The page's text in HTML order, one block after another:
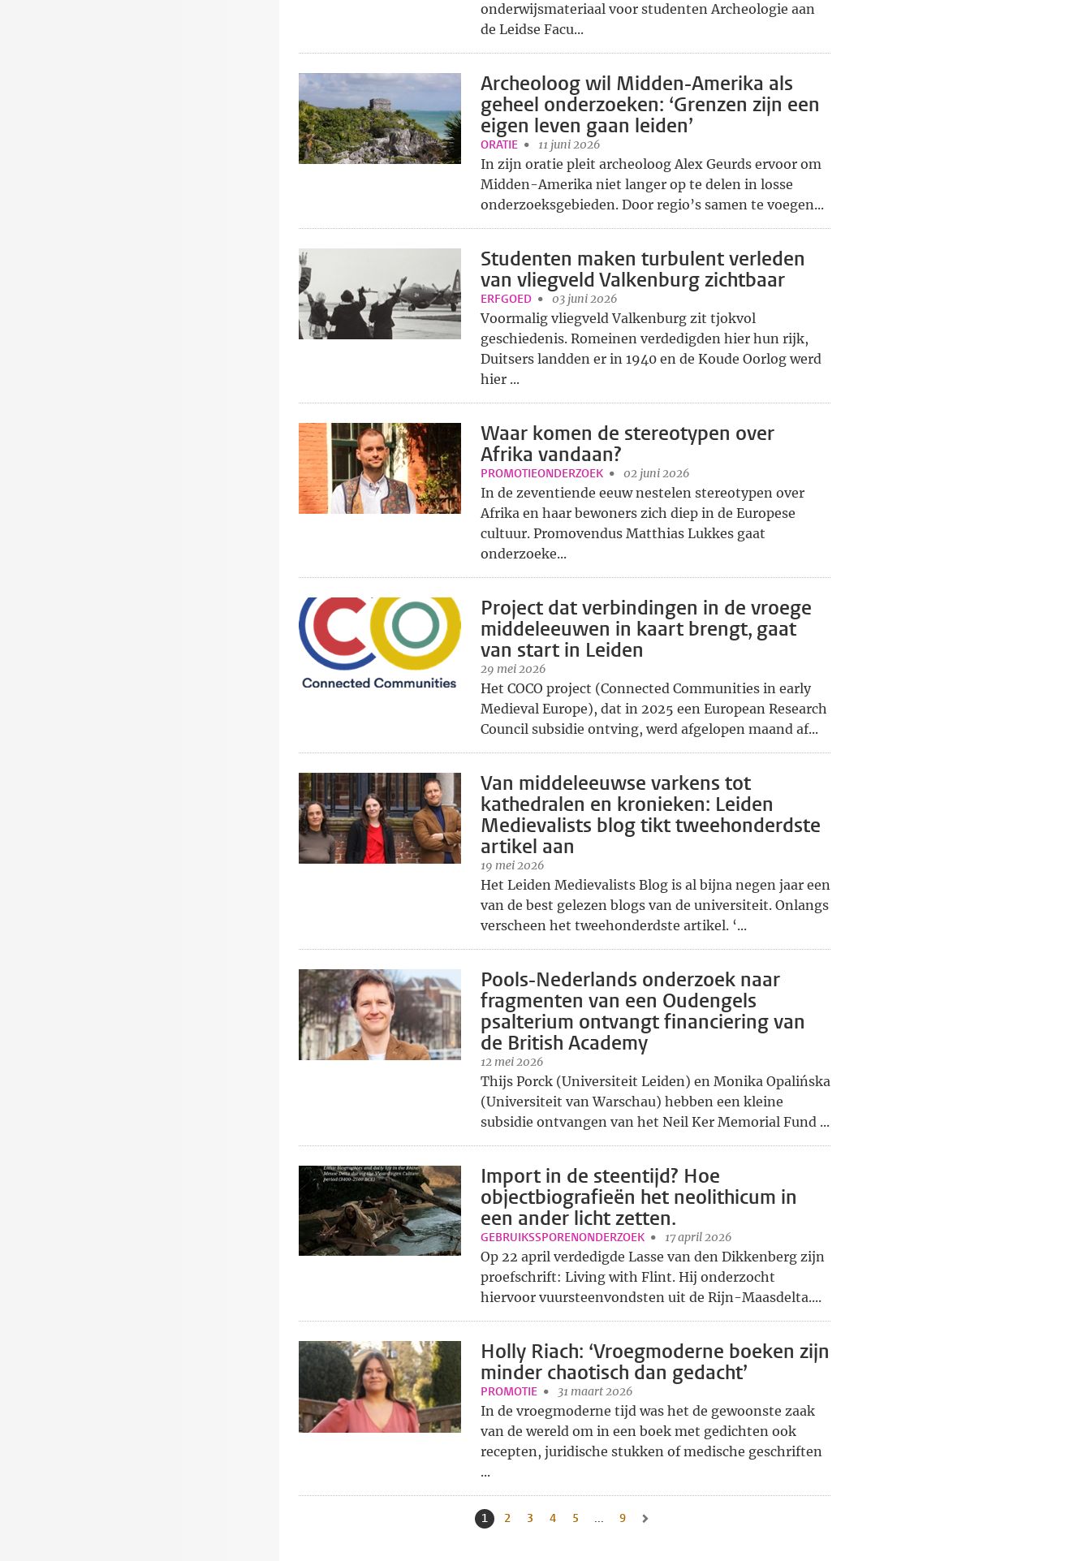
onderwijsmateriaal voor studenten Archeologie aan
de Leidse Facu...
Archeoloog wil Midden-Amerika als
geheel onderzoeken: ‘Grenzen zijn een
eigen leven gaan leiden’
ORATIE 11 juni 2026
In zijn oratie pleit archeoloog Alex Geurds ervoor om
Midden-Amerika niet langer op te delen in losse
onderzoeksgebieden. Door regio’s samen te voegen...
Studenten maken turbulent verleden
van vliegveld Valkenburg zichtbaar
ERFGOED 03 juni 2026
Voormalig vliegveld Valkenburg zit tjokvol
geschiedenis. Romeinen verdedigden hier hun rijk,
Duitsers landden er in 1940 en de Koude Oorlog werd
hier ...
Waar komen de stereotypen over
Afrika vandaan?
PROMOTIEONDERZOEK 02 juni 2026
In de zeventiende eeuw nestelen stereotypen over
Afrika en haar bewoners zich diep in de Europese
cultuur. Promovendus Matthias Lukkes gaat
onderzoeke...
Project dat verbindingen in de vroege
middeleeuwen in kaart brengt, gaat
van start in Leiden
29 mei 2026
Het COCO project (Connected Communities in early
Medieval Europe), dat in 2025 een European Research
Council subsidie ontving, werd afgelopen maand af...
Van middeleeuwse varkens tot
kathedralen en kronieken: Leiden
Medievalists blog tikt tweehonderdste
artikel aan
19 mei 2026
Het Leiden Medievalists Blog is al bijna negen jaar een
van de best gelezen blogs van de universiteit. Onlangs
verscheen het tweehonderdste artikel. ‘...
Pools-Nederlands onderzoek naar
fragmenten van een Oudengels
psalterium ontvangt financiering van
de British Academy
12 mei 2026
Thijs Porck (Universiteit Leiden) en Monika Opalińska
(Universiteit van Warschau) hebben een kleine
subsidie ontvangen van het Neil Ker Memorial Fund ...
Import in de steentijd? Hoe
objectbiografieën het neolithicum in
een ander licht zetten.
GEBRUIKSSPORENONDERZOEK 17 april 2026
Op 22 april verdedigde Lasse van den Dikkenberg zijn
proefschrift: Living with Flint. Hij onderzocht
hiervoor vuursteenvondsten uit de Rijn-Maasdelta....
Holly Riach: ‘Vroegmoderne boeken zijn
minder chaotisch dan gedacht’
PROMOTIE 31 maart 2026
In de vroegmoderne tijd was het de gewoonste zaak
van de wereld om in een boek met gedichten ook
recepten, juridische stukken of medische geschriften
...
Huidige pagina, pagina
1 Naar pagina
2 Naar pagina
3 Naar pagina
4 Naar pagina
5 ... Naar laatste pagina, pagina
9